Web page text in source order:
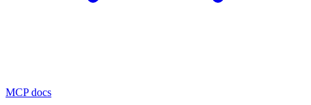
MCP docs